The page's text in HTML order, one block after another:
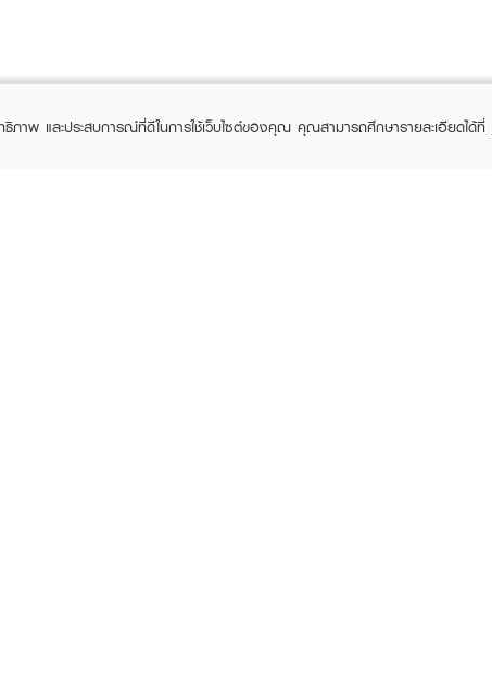
ธิภาพ และประสบการณ์ที่ดีในการใช้เว็บไซต์ของคุณ คุณสามารถศึกษารายละเอียดได้ที่